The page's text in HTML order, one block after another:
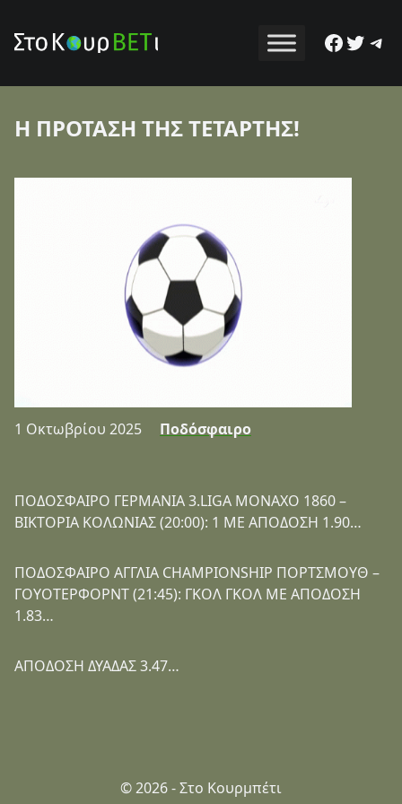
Η ΠΡΟΤΑΣΗ ΤΗΣ ΤΕΤΑΡΤΗΣ!
1 Οκτωβρίου 2025 Ποδόσφαιρο
ΠΟΔΟΣΦΑΙΡΟ ΓΕΡΜΑΝΙΑ 3.LIGA ΜΟΝΑΧΟ 1860 –
ΒΙΚΤΟΡΙΑ ΚΟΛΩΝΙΑΣ (20:00): 1 ΜΕ ΑΠΟΔΟΣΗ 1.90…
ΠΟΔΟΣΦΑΙΡΟ ΑΓΓΛΙΑ CHAMPIONSHIP ΠΟΡΤΣΜΟΥΘ –
ΓΟΥΟΤΕΡΦΟΡΝΤ (21:45): ΓΚΟΛ ΓΚΟΛ ΜΕ ΑΠΟΔΟΣΗ
1.83…
ΑΠΟΔΟΣΗ ΔΥΑΔΑΣ 3.47…
© 2026 - Στο Κουρμπέτι